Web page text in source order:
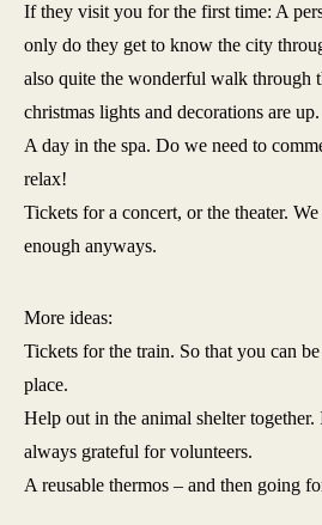
If they visit you for the first time: A
only do they get to know the city
also quite the wonderful walk through
christmas lights and decorations are up.
A day in the spa. Do we need to
relax!
Tickets for a concert, or the theater.
enough anyways.
More ideas:
Tickets for the train. So that you can
place.
Help out in the animal shelter together.
always grateful for volunteers.
A reusable thermos – and then going